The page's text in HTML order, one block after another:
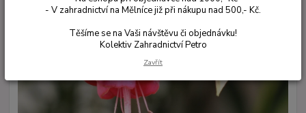
- V zahradnictví na Mělníce již při nákupu nad 500,- Kč.
Těšíme se na Vaši návštěvu či objednávku!
Kolektiv Zahradnictví Petro
Zavřít